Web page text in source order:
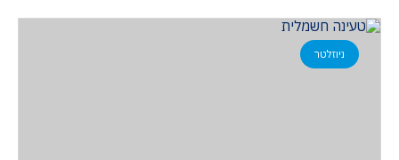
ניוזלטר